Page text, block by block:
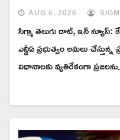
AUG 6, 2026
సిగ్మా తెలుగు డాట్, ఇన్ న్యూస్:
ఎన్డీఏ ప్రభుత్వం అమలు
విధానాలకు వ్యతిరేకంగా